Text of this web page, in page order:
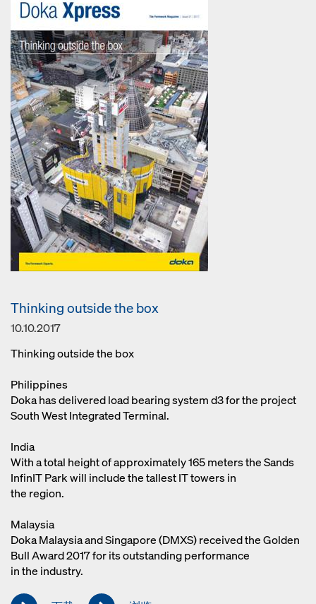
Thinking outside the box
10.10.2017
Thinking outside the box
Philippines
Doka has delivered load bearing system d3 for the project
South West Integrated Terminal.
India
With a total height of approximately 165 meters the Sands
InfinIT Park will include the tallest IT towers in
the region.
Malaysia
Doka Malaysia and Singapore (DMXS) received the Golden
Bull Award 2017 for its outstanding performance
in the industry.